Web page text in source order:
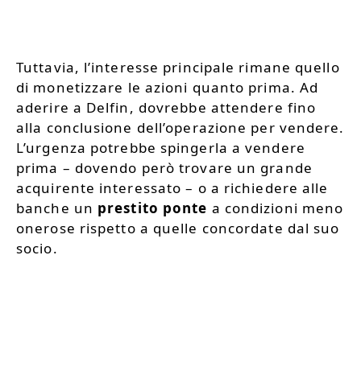
Tuttavia, l’interesse principale rimane quello
di monetizzare le azioni quanto prima. Ad
aderire a Delfin, dovrebbe attendere fino
alla conclusione dell’operazione per vendere.
L’urgenza potrebbe spingerla a vendere
prima – dovendo però trovare un grande
acquirente interessato – o a richiedere alle
banche un prestito ponte a condizioni meno
onerose rispetto a quelle concordate dal suo
socio.